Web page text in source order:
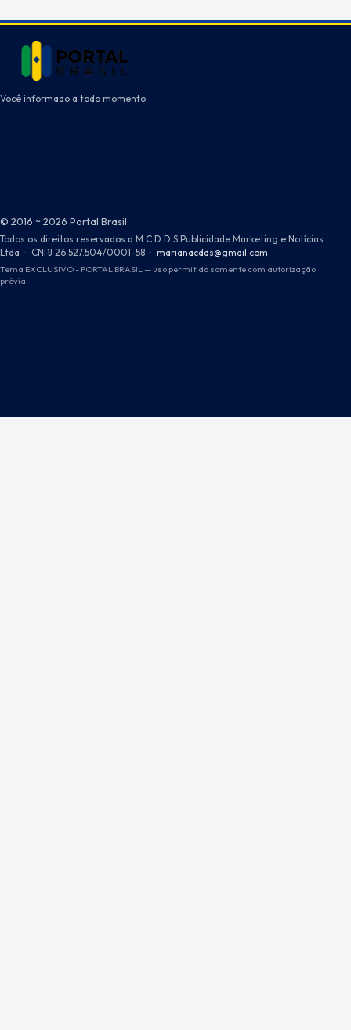
Você informado a todo momento
© 2016 ~ 2026 Portal Brasil
Todos os direitos reservados a M.C.D.D.S Publicidade Marketing e Notícias
Ltda · CNPJ 26.527.504/0001-58 · marianacdds@gmail.com
Tema EXCLUSIVO - PORTAL BRASIL — uso permitido somente com autorização
prévia.